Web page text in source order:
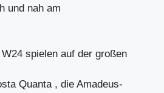
und nah am
spielen auf der großen
Quanta , die Amadeus-